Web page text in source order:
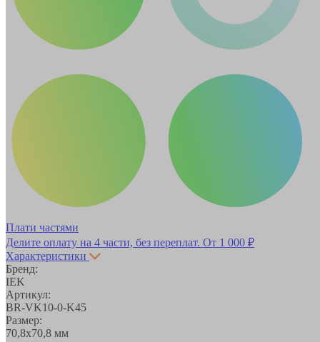
Плати частями
Делите оплату на 4 части, без переплат. От 1 000 ₽
Характеристики
Бренд:
IEK
Артикул:
BR-VK10-0-K45
Размер:
70,8х70,8 мм